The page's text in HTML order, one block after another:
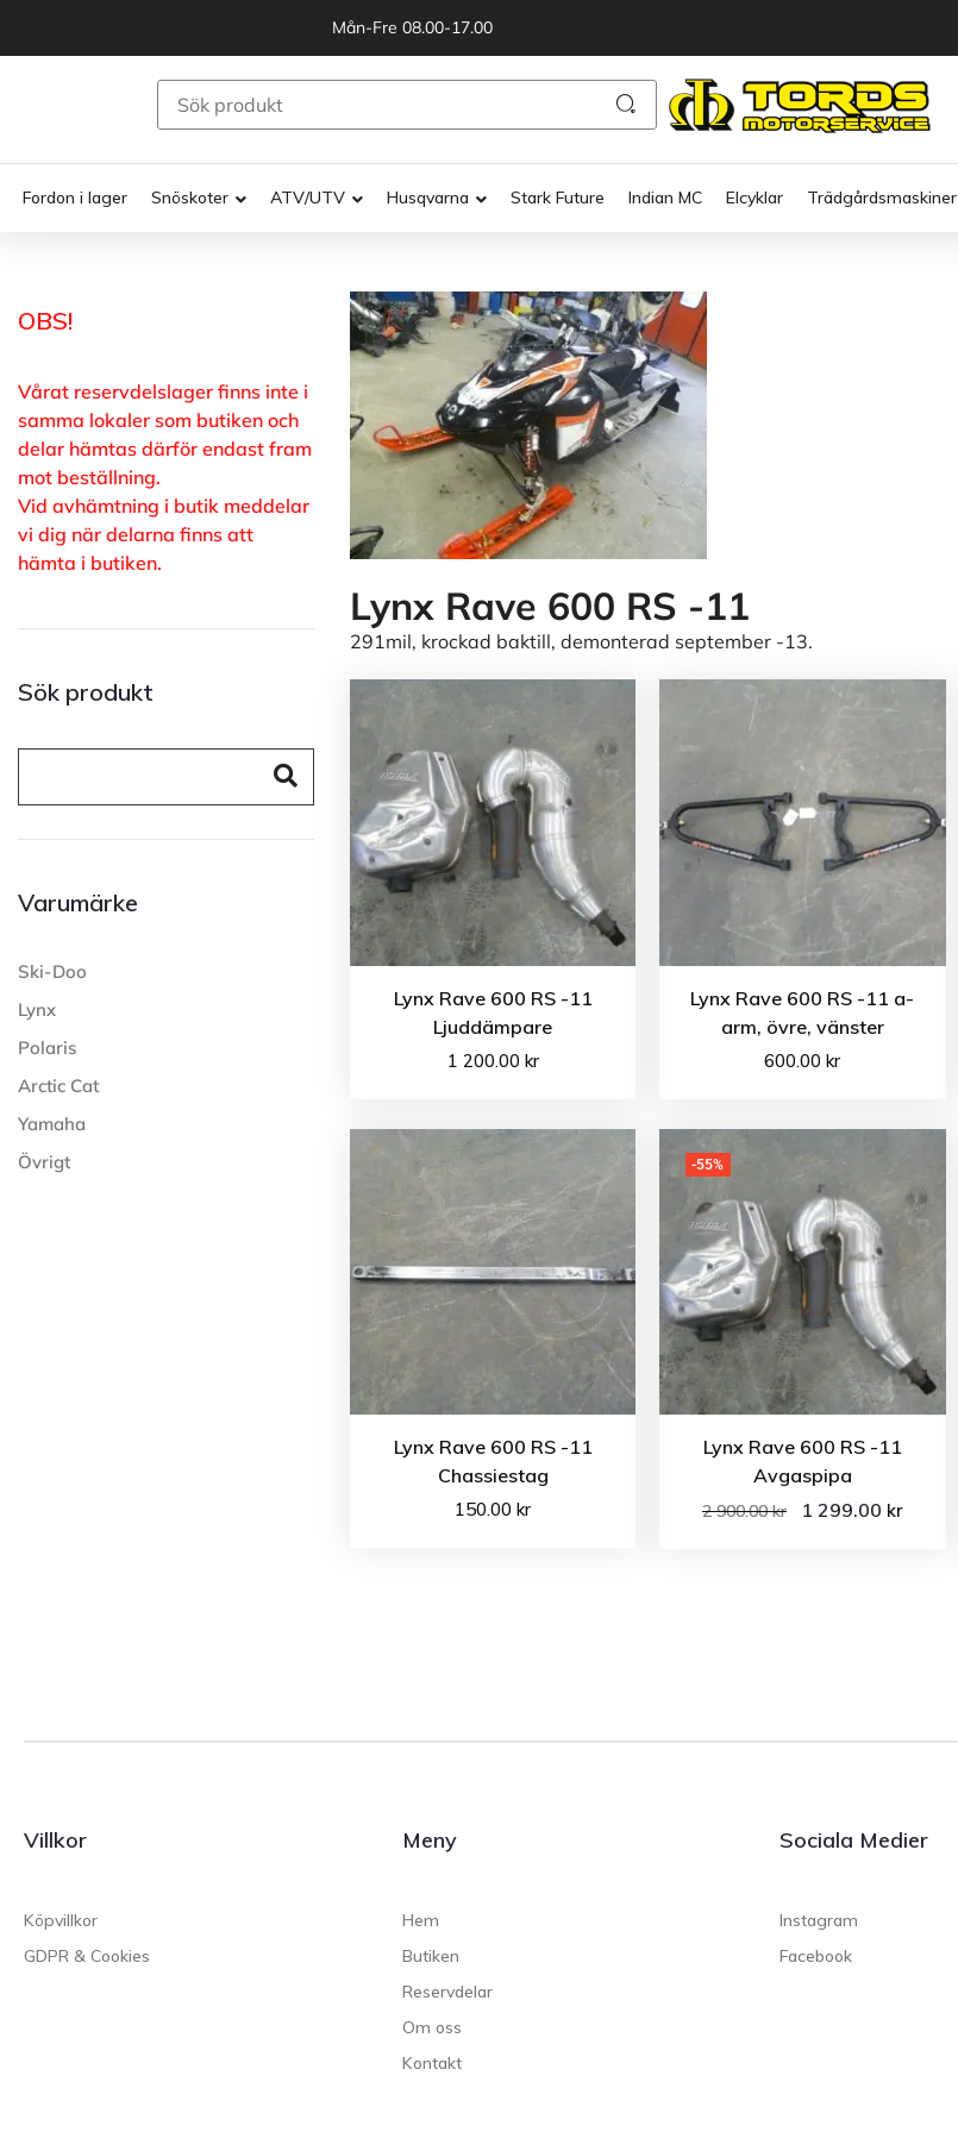
Mån-Fre 08.00-17.00
Fordon i lager Snöskoter ATV/UTV Husqvarna Stark Future Indian MC Elcyklar Trädgårdsmaskiner
OBS!
Vårat reservdelslager finns inte i
samma lokaler som butiken och
delar hämtas därför endast fram
mot beställning.
Vid avhämtning i butik meddelar
vi dig när delarna finns att
hämta i butiken.
Sök produkt
Varumärke
Ski-Doo
Lynx
Polaris
Arctic Cat
Yamaha
Övrigt
Lynx Rave 600 RS -11
291mil, krockad baktill, demonterad september -13.
Lynx Rave 600 RS -11
Ljuddämpare
1 200.00 kr
Lynx Rave 600 RS -11 a-
arm, övre, vänster
600.00kr
Lynx Rave 600 RS -11
Chassiestag
150.00kr
-55%
Lynx Rave 600 RS -11
Avgaspipa
2 900.00kr 1 299.00 kr
Villkor
Köpvillkor
GDPR & Cookies
Meny
Hem
Butiken
Reservdelar
Om oss
Kontakt
Sociala Medier
Instagram
Facebook